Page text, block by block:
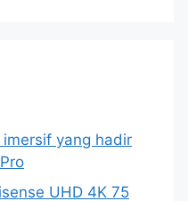
imersif yang hadir
UHD 4K 75